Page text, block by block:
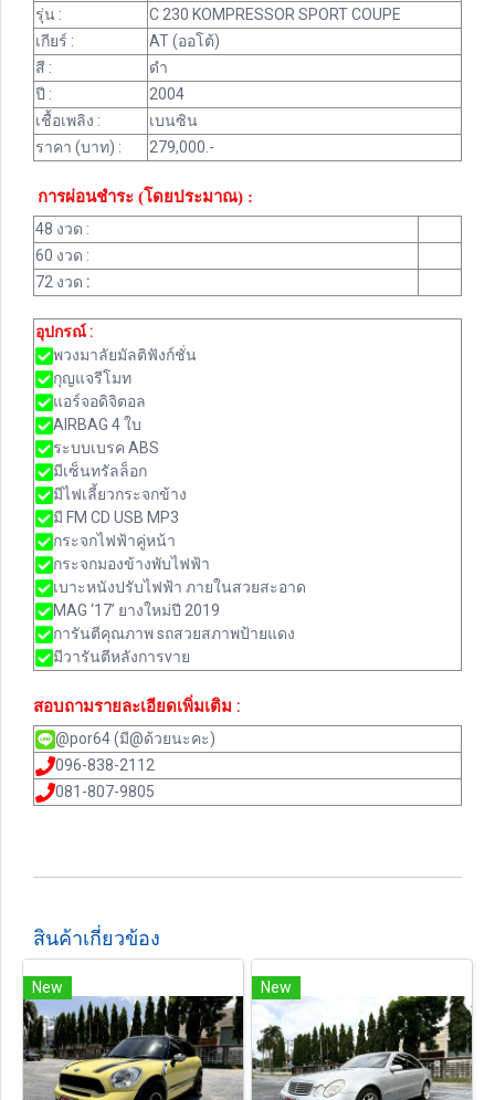
รุ่น :
C 230 KOMPRESSOR SPORT COUPE
เกียร์ :
AT (ออโต้)
สี :
ดำ
ปี :
2004
เชื้อเพลิง :
เบนซิน
ราคา (บาท) :
279,000.-
การผ่อนชำระ (โดยประมาณ) :
48 งวด :
60 งวด :
72 งวด :
อุปกรณ์ :
พวงมาลัยมัลติฟังก์ชั่น
กุญแจรีโมท
แอร์จอดิจิตอล
AIRBAG 4 ใบ
ระบบเบรค ABS
มีเซ็นทรัลล็อก
มีไฟเลี้ยวกระจกข้าง
มี FM CD USB MP3
กระจกไฟฟ้าคู่หน้า
กระจกมองข้างพับไฟฟ้า
เบาะหนังปรับไฟฟ้า ภายในสวยสะอาด
MAG ‘17’ ยางใหม่ปี 2019
การันตีคุณภาพ sถสวยสภาพป้ายแดง
มีวารันตีหลังการvาย
สอบถามรายละเอียดเพิ่มเติม :
@por64 (มี@ด้วยนะคะ)
096-838-2112
081-807-9805
สินค้าเกี่ยวข้อง
New New